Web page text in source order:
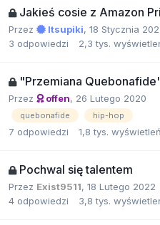
Jakieś cosie z Amazon
Przez Itsupiki, 18 Stycznia
3 odpowiedzi 2,3 tys.
"Przemiana
Przez offen, 26 Lutego 2020
quebonafide hip-hop
7 odpowiedzi 1,8 tys. wyświetleń
Pochwal się talentem
Przez Exist9511, 18 Lutego 2022
4 odpowiedzi 3,8 tys.